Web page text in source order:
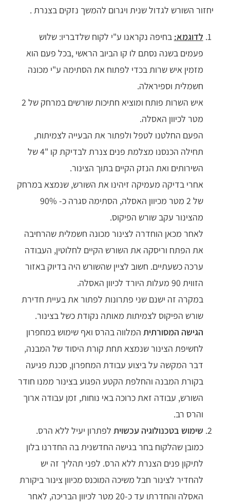
יחזור השורש לגדול שנית ויגרום להמשך נזקים בצנרת .
לדוגמא: בחיפה נקראנו ע"י לקוח שלדבריו: שלוש
פעמים בשנה נסתם לו קו הביוב הראשי ,בכל פעם הוא
מזמין איש שרות בכדי לפתוח את הסתימה ע"י מכונה
חשמלית וספיראלה.
איש השרות פותח ומוציא חתיכות שורשים במרחק של 2
מטר לכיוון האסלה.
הפעם החלטנו לטפל ולפתור את הבעייה לצמיתות,
תחילה הכנסנו מצלמת פנים צנרת לבדיקת קו "4 של
השירותים ואת הנזק הקיים בתוך הצינור.
אחרי בדיקה מעמיקה זיהינו את השורש, שנמצא במרחק
של 2 מטר מכיוון האסלה, הסתימה סגרה כ- 90%
מהצינור עקב שורש הפיקוס.
לאחר מכאן הוחדרה לצינור מכונה חשמלית שהרחיבה
את הפתח וריסקה את השורש הקיים לחלוטין, העבודה
ערכה כשעתיים. חשוב לציין שהשורש היה בדיוק באזור
הזווית 90 מעלות היורד לכיוון האסלה.
במקרה זה ישנם שני פתרונות לפתור את בעיית חדירת
שורש הפיקוס לצמיתות מאותה נקודת כשל בצינור.
הגישה המסורתית המלווה בהרס ואף שימוש במחפרון
לחשיפת הצינור שנמצא תחת קורת היסוד של המבנה,
דבר המקשה על ביצוע עבודת המחפרון, סכנת פגיעה
בקורת המבנה והחלפת הקטע הפגוע בצינור ממנו חודר
השורש, עבודה זאת כרוכה באי נוחות, זמן עבודה ארוך
והרס רב.
שימוש בטכנולוגיה עכשוית לפתרון יעיל ללא הרס.
כמובן שהלקוח בחר בגישה החדשנית בה החדרנו בלון
לתיקון פנים הצנרת ללא הרס. לפני תהליך זה יש
להחדיר לצינור חבל משיכה המוכנס מכיוון צינור ביקורת
האסלה והחדרתו עד כ-20 מטר לכיוון הבריכה, לאחר